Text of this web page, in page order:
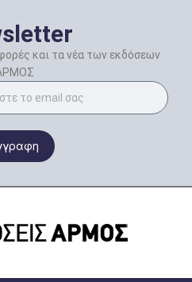
και τα νέα των εκδόσεων